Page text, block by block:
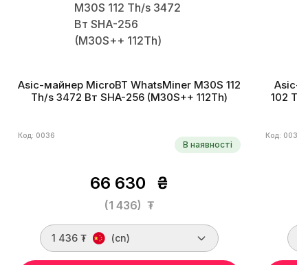
Asic-майнер MicroBT WhatsMiner M30S 112
Th/s 3472 Вт SHA-256 (M30S++ 112Th)
Код: 0036
В наявності
66 630 ₴
(1 436) ₮
1 436 ₮ (cn)
Asic-
102
Код: 0038